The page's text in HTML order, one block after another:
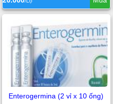
Enterogermina (2 vỉ x 10 ống)